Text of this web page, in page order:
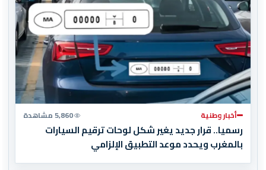
أخبار وطنية 5,860 مشاهدة
رسميا.. قرار جديد يغير شكل لوحات ترقيم السيارات
بالمغرب ويحدد موعد التطبيق الإلزامي